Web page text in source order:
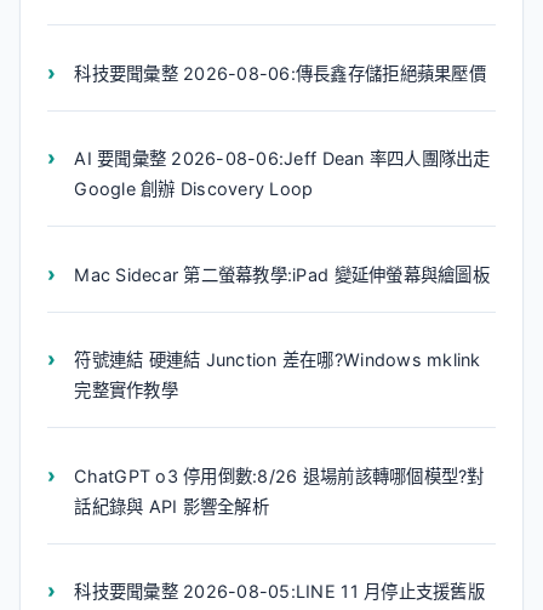
科技要聞彙整 2026-08-06:傳長鑫存儲拒絕蘋果壓價
AI 要聞彙整 2026-08-06:Jeff Dean 率四人團隊出走
Google 創辦 Discovery Loop
Mac Sidecar 第二螢幕教學:iPad 變延伸螢幕與繪圖板
符號連結 硬連結 Junction 差在哪?Windows mklink
完整實作教學
ChatGPT o3 停用倒數:8/26 退場前該轉哪個模型?對
話紀錄與 API 影響全解析
科技要聞彙整 2026-08-05:LINE 11 月停止支援舊版